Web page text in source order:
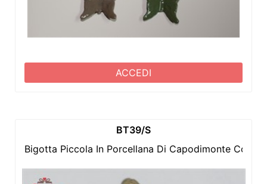
ACCEDI
BT39/S
Bigotta Piccola In Porcellana Di Capodimonte